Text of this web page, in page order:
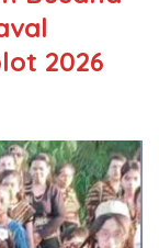
2026